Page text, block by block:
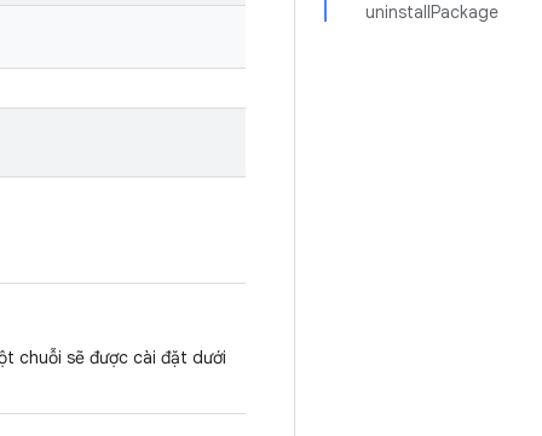
uninstallPackage
chuỗi sẽ được cài đặt dưới